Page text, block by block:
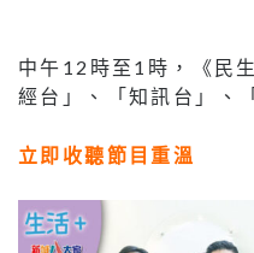
中午12時至1時，《民
經台」、「知訊台」、
立即收聽節目重溫